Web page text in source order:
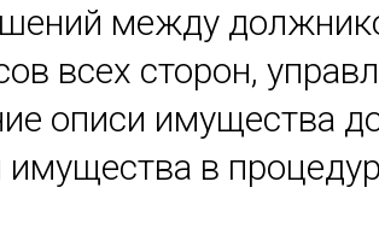
между
всех сторон,
описи имущества
в